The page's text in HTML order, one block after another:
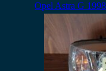
Opel Astra G